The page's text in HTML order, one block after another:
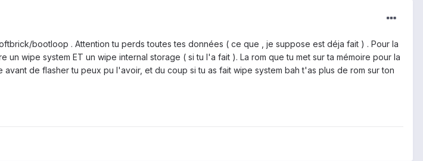
bootloop . Attention tu perds toutes tes données ( ce que , je suppose est déja fait ) . Pour la
wipe system ET un wipe internal storage ( si tu l'a fait ). La rom que tu met sur ta mémoire pour la
de flasher tu peux pu l'avoir, et du coup si tu as fait wipe system bah t'as plus de rom sur ton